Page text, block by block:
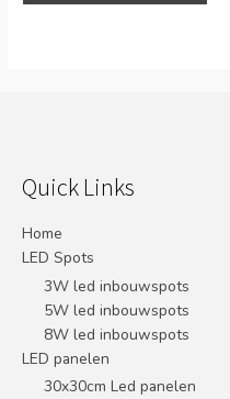
Quick Links
Home
LED Spots
3W led inbouwspots
5W led inbouwspots
8W led inbouwspots
LED panelen
30x30cm Led panelen